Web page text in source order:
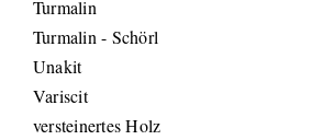
Turmalin
Turmalin - Schörl
Unakit
Variscit
versteinertes Holz